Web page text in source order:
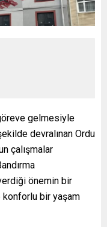
gelmesiyle
devralınan Ordu
çalışmalar
önemin bir
bir yaşam